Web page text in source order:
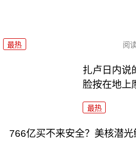
最热 阅
扎卢日内说
脸按在地上
最热
766亿买不来安全？美核潜